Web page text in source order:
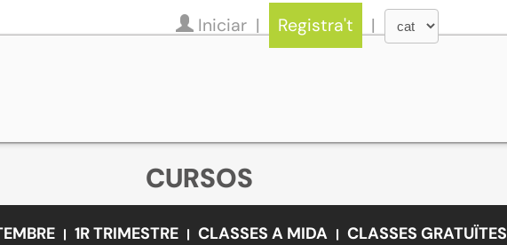
Iniciar Registra't
CURSOS
1R TRIMESTRE CLASSES A MIDA CLASSES GRATUÏTES